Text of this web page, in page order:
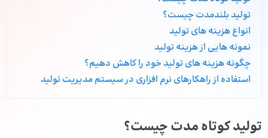
تولید بلندمدت چیست؟
انواع هزینه‌ های تولید
نمونه‌ هایی از هزینه تولید
چگونه هزینه‌ های تولید خود را کاهش دهیم؟
استفاده از راهکارهای نرم ‌افزاری در سیستم مدیریت تولید
تولید کوتاه‌ مدت چیست؟